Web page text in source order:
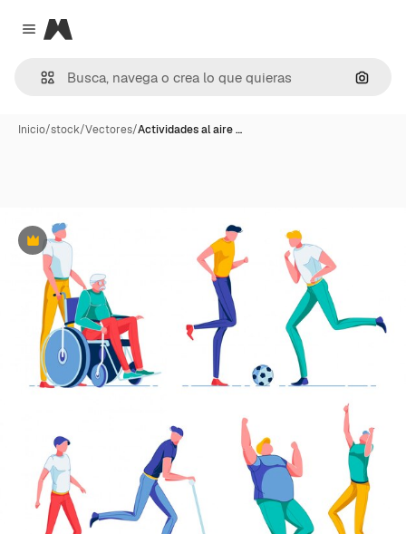
Close menu
Magnific
Inicio/stock/Vectores/Actividades al aire …
Premium